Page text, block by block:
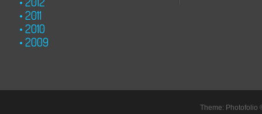
2011
2010
2009
Theme: